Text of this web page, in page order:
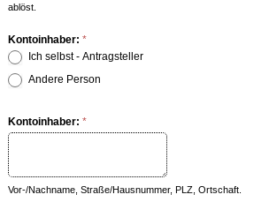
ablöst.
Kontoinhaber: *
Ich selbst - Antragsteller
Andere Person
Kontoinhaber: *
Vor-/Nachname, Straße/Hausnummer, PLZ, Ortschaft.